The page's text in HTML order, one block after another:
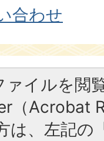
合わせ
ァイルを閲
（Acrobat
は、左記の